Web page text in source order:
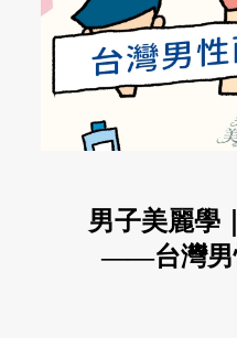
男子美麗學
——台灣男